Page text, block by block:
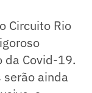
Circuito Rio
da Covid-19.
serão ainda